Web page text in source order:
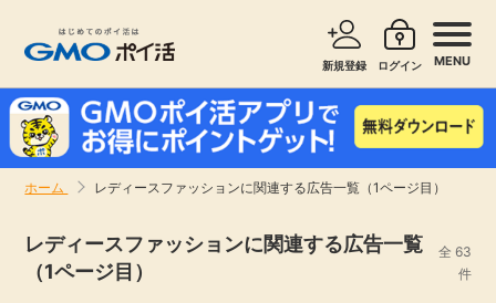
新規登録 ログイン MENU
ホーム レディースファッションに関連する広告一覧（1ページ目）
新着
サービスで探す ショッピングで探す
無料サービス
レディースファッションに関連する広告一覧
（1ページ目）
全 63
件